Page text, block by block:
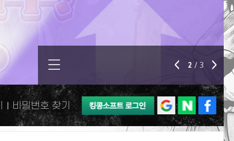
29차 UPDATE 사전안내
천류영과 함께하는 여름 2 / 3
＜ ＞
| 비밀번호 찾기